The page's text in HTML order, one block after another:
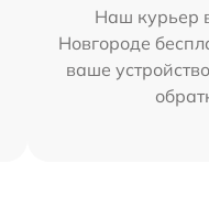
Наш курьер
Новгороде
ваше